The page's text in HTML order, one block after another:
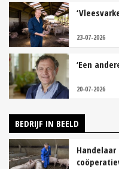
23-07-2026
‘Een
20-07-2026
BEDRIJF IN BEELD